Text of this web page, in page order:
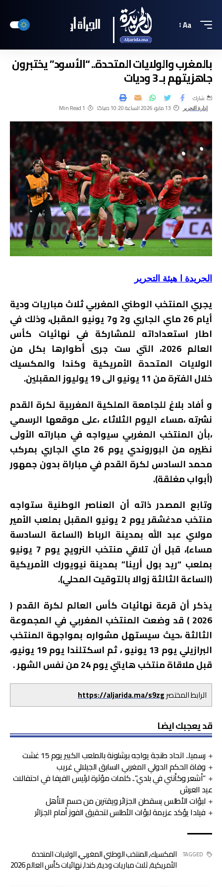
Aa
بالمغرب والولايات المتحدة.. “الأسود” يختبرون
جاهزيتهم بـ 3 وديات
إدارة التحرير 13 مايو، 2026 الساعة 10:20 صباحًا 1 Min Read
شارك
الجريدة ا هيئة التحرير
يجري المنتخب الوطني المغربي ثلاث مباريات ودية
أيام 26 ماي الجاري و2 و7 يونيو المقبل، وذلك في
اطار استعداداته للمشاركة في نهائيات كأس
العالم 2026، التي ست جرى أطوارها بكل من
الولايات المتحدة الأمريكية وكندا والمكسيك
خلال الفترة من 11 يونيو الى 19 يوليوز المقبلين.
و أفاد بلاغ للجامعة الملكية المغربية لكرة القدم
نشرته ،مساء اليوم الثلاثاء ،على موقعها الرسمي
،بأن المنتخب المغربي سيواجه في مباراته الأولى
نظيره من البوروندي يوم 26 ماي الجاري بمركب
محمد السادس لكرة القدم في مباراة بدون جمهور
(أبواب مغلقة).
وتابع المصدر ذاته أن العناصر الوطنية ستواجه
منتخب مدغشقر يوم 2 يونيو المقبل بملعب الأمير
مولاي عبد الله بمدينة الرباط (الساعة السادسة
مساء)، قبل أن تلاقي منتخب النرويج يوم 7 يونيو
بملعب “ريد بول أرينا” بمدينة نيويورك الأمريكية
(الساعة الثالثة زوالا بالتوقيت المحلي).
يذكر أن قرعة نهائيات كأس العالم لكرة القدم (
2026 ) قد وضعت المنتخب المغربي في المجموعة
الثالثة ،حيث سيستهل مشواره بمواجهة المنتخب
البرازيلي يوم 13 يونيو ، ثم اسكتلندا يوم 19 يونيو،
قبل ملاقاة منتخب هايتي يوم 24 من نفس الشهر .
الرابط المختصرhttps://aljarida.ma/s9zg
قد يعجبك ايضا
رسميا.. اتحاد طنجة يواجه برشلونة بالملعب الكبير يوم 15 غشت
وفاة الحكم الدولي المغربي السابق الجيلالي غريب
“أشعر وكأنني في بلدي”.. كلمات مؤثرة لرئيس الفيفا في احتفالات
عيد العرش
لبؤات الأطلس يسقطن الجزائر ويقتربن من حسم التأهل
فيلدا يؤكد عزيمة لبؤات الأطلس لتحقيق الفوز أمام الجزائر
TAGGED: المكسيك,المنتخب الوطني المغربي,الولايات المتحدة
الأمريكية,ثلاث مباريات ودية,كندا,نهائيات كأس العالم 2026